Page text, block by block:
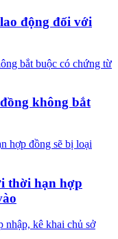
động đối với
không bắt
thời hạn hợp